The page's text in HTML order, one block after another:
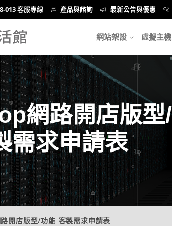
013 客服專線 產品與諮詢 最新公告與優惠
網站架設 虛擬主機
網路開店版型
需求申請表
開店版型/功能 客製需求申請表